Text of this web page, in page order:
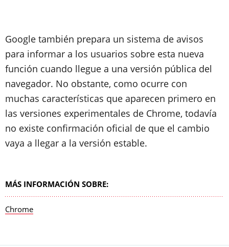
Google también prepara un sistema de avisos
para informar a los usuarios sobre esta nueva
función cuando llegue a una versión pública del
navegador. No obstante, como ocurre con
muchas características que aparecen primero en
las versiones experimentales de Chrome, todavía
no existe confirmación oficial de que el cambio
vaya a llegar a la versión estable.
MÁS INFORMACIÓN SOBRE:
Chrome